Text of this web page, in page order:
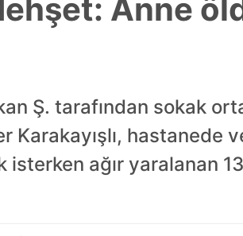
Anne
Ş. tarafından sokak
Karakayışlı, hastanede
ağır yaralanan 13